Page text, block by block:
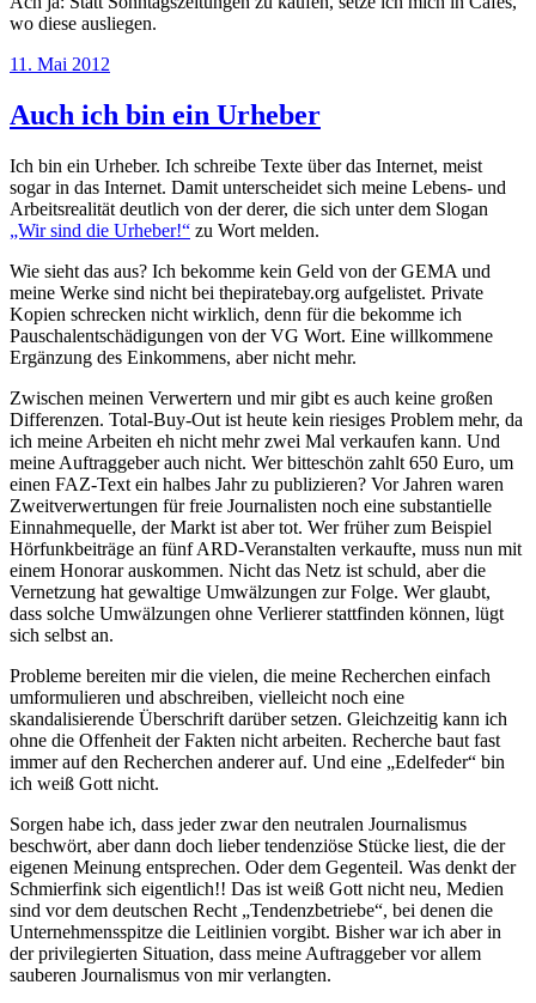
wo diese ausliegen.
Veröffentlicht
11. Mai 2012
Auch ich bin ein Urheber
Ich bin ein Urheber. Ich schreibe Texte über das Internet, meist
sogar in das Internet. Damit unterscheidet sich meine Lebens- und
Arbeitsrealität deutlich von der derer, die sich unter dem Slogan
„Wir sind die Urheber!“ zu Wort melden.
Wie sieht das aus? Ich bekomme kein Geld von der GEMA und
meine Werke sind nicht bei thepiratebay.org aufgelistet. Private
Kopien schrecken nicht wirklich, denn für die bekomme ich
Pauschalentschädigungen von der VG Wort. Eine willkommene
Ergänzung des Einkommens, aber nicht mehr.
Zwischen meinen Verwertern und mir gibt es auch keine großen
Differenzen. Total-Buy-Out ist heute kein riesiges Problem mehr, da
ich meine Arbeiten eh nicht mehr zwei Mal verkaufen kann. Und
meine Auftraggeber auch nicht. Wer bitteschön zahlt 650 Euro, um
einen FAZ-Text ein halbes Jahr zu publizieren? Vor Jahren waren
Zweitverwertungen für freie Journalisten noch eine substantielle
Einnahmequelle, der Markt ist aber tot. Wer früher zum Beispiel
Hörfunkbeiträge an fünf ARD-Veranstalten verkaufte, muss nun mit
einem Honorar auskommen. Nicht das Netz ist schuld, aber die
Vernetzung hat gewaltige Umwälzungen zur Folge. Wer glaubt,
dass solche Umwälzungen ohne Verlierer stattfinden können, lügt
sich selbst an.
Probleme bereiten mir die vielen, die meine Recherchen einfach
umformulieren und abschreiben, vielleicht noch eine
skandalisierende Überschrift darüber setzen. Gleichzeitig kann ich
ohne die Offenheit der Fakten nicht arbeiten. Recherche baut fast
immer auf den Recherchen anderer auf. Und eine „Edelfeder“ bin
ich weiß Gott nicht.
Sorgen habe ich, dass jeder zwar den neutralen Journalismus
beschwört, aber dann doch lieber tendenziöse Stücke liest, die der
eigenen Meinung entsprechen. Oder dem Gegenteil. Was denkt der
Schmierfink sich eigentlich!! Das ist weiß Gott nicht neu, Medien
sind vor dem deutschen Recht „Tendenzbetriebe“, bei denen die
Unternehmensspitze die Leitlinien vorgibt. Bisher war ich aber in
der privilegierten Situation, dass meine Auftraggeber vor allem
sauberen Journalismus von mir verlangten.